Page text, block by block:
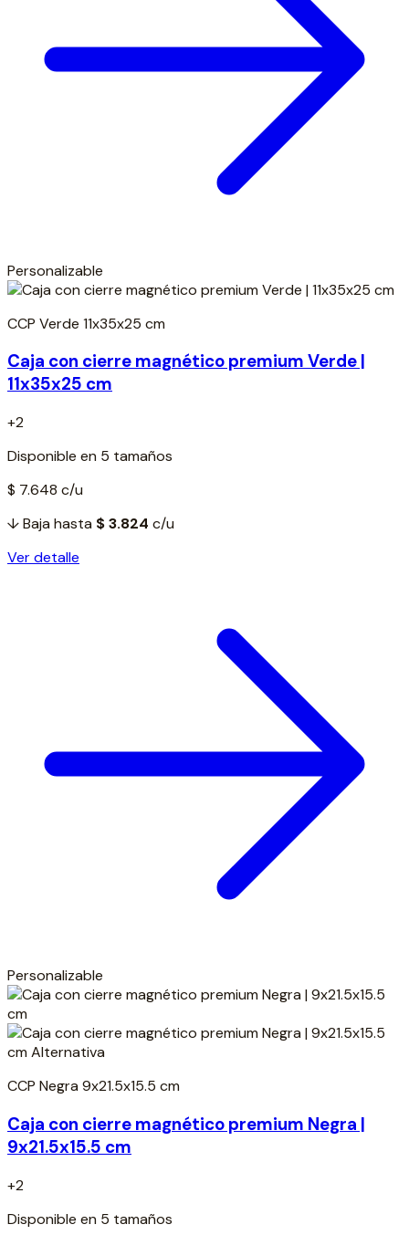
Personalizable
CCP Verde 11x35x25 cm
Caja con cierre magnético premium Verde |
11x35x25 cm
+2
Disponible en 5 tamaños
$ 7.648 c/u
↓ Baja hasta $ 3.824 c/u
Ver detalle
Personalizable
CCP Negra 9x21.5x15.5 cm
Caja con cierre magnético premium Negra |
9x21.5x15.5 cm
+2
Disponible en 5 tamaños